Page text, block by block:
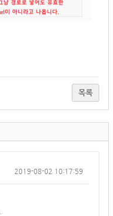
목록
2019-08-02 10:17:59